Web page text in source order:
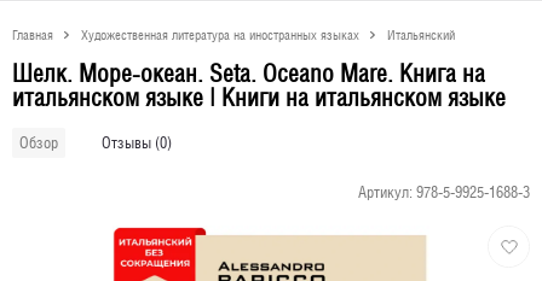
Главная Художественная литература на иностранных языках Итальянский
Шелк. Море-океан. Seta. Oceano Mare. Книга на
итальянском языке | Книги на итальянском языке
Обзор Отзывы (0)
Артикул: 978-5-9925-1688-3